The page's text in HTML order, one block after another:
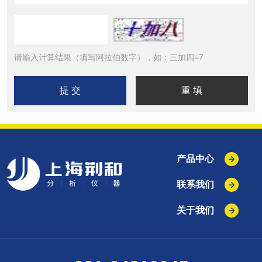
请输入计算结果（填写阿拉伯数字），如：三加四=7
产品中心
联系我们
关于我们